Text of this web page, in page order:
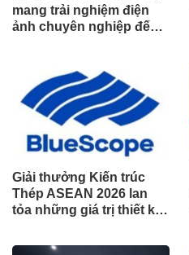
mang trải nghiệm điện
ảnh chuyên nghiệp đến
Giải thưởng Kiến trúc
Thép ASEAN 2026 lan
tỏa những giá trị thiết kế
vực